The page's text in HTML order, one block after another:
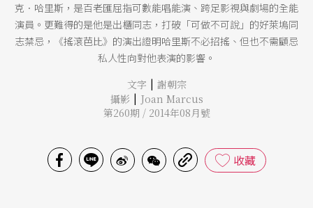
克．哈里斯，是百老匯屈指可數能唱能演、跨足影視與劇場的全能
演員。更難得的是他是出櫃同志，打破「可做不可說」的好萊塢同
志禁忌，《搖滾芭比》的演出證明哈里斯不必招搖、但也不需顧忌
私人性向對他表演的影響。
文字 | 謝朝宗
攝影 | Joan Marcus
第260期 / 2014年08月號
收藏